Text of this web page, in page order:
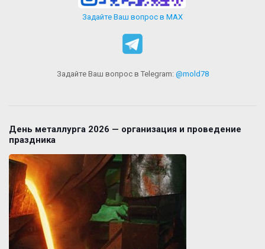
Задайте Ваш вопрос в MAX
Задайте Ваш вопрос в Telegram: @mold78
День металлурга 2026 — организация и проведение
праздника